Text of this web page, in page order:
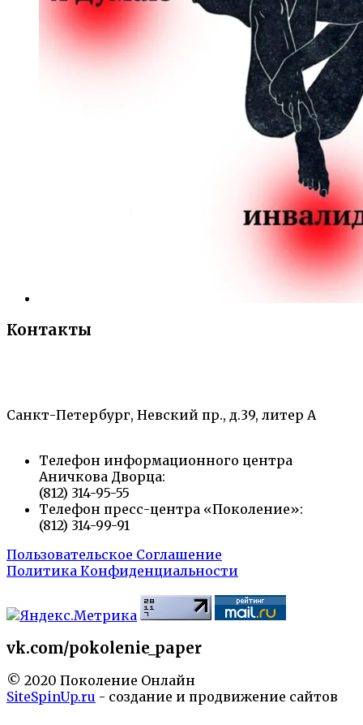
Контакты
Санкт-Петербург, Невский пр., д.39, литер А
Телефон информационного центра
Аничкова Дворца:
(812) 314-95-55
Телефон пресс-центра «Поколение»:
(812) 314-99-91
Пользовательское Соглашение
Политика Конфиденциальности
vk.com/pokolenie_paper
© 2020 Поколение Онлайн
SiteSpinUp.ru - создание и продвижение сайтов